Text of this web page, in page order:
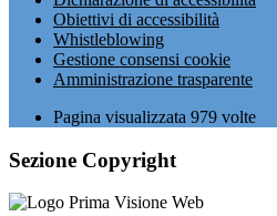
Obiettivi di accessibilità
Whistleblowing
Gestione consensi cookie
Amministrazione trasparente
Pagina visualizzata 979 volte
Sezione Copyright